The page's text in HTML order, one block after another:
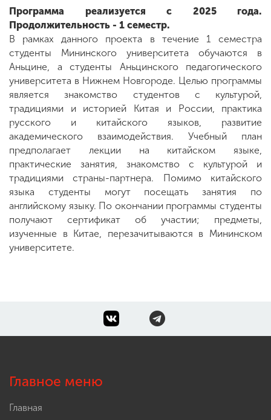
Программа реализуется с 2025 года.
Продолжительность - 1 семестр.
В рамках данного проекта в течение 1 семестра
студенты Мининского университета обучаются в
Аньцине, а студенты Аньцинского педагогического
университета в Нижнем Новгороде. Целью программы
является знакомство студентов с культурой,
традициями и историей Китая и России, практика
русского и китайского языков, развитие
академического взаимодействия. Учебный план
предполагает лекции на китайском языке,
практические занятия, знакомство с культурой и
традициями страны-партнера. Помимо китайского
языка студенты могут посещать занятия по
английскому языку. По окончании программы студенты
получают сертификат об участии; предметы,
изученные в Китае, перезачитываются в Мининском
университете.
Главное меню
Главная